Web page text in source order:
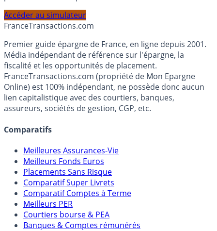
Accéder au simulateur
FranceTransactions.com
Premier guide épargne de France, en ligne depuis 2001.
Média indépendant de référence sur l'épargne, la
fiscalité et les opportunités de placement.
FranceTransactions.com (propriété de Mon Epargne
Online) est 100% indépendant, ne possède donc aucun
lien capitalistique avec des courtiers, banques,
assureurs, sociétés de gestion, CGP, etc.
Comparatifs
Meilleures Assurances-Vie
Meilleurs Fonds Euros
Placements Sans Risque
Comparatif Super Livrets
Comparatif Comptes à Terme
Meilleurs PER
Courtiers bourse & PEA
Banques & Comptes rémunérés